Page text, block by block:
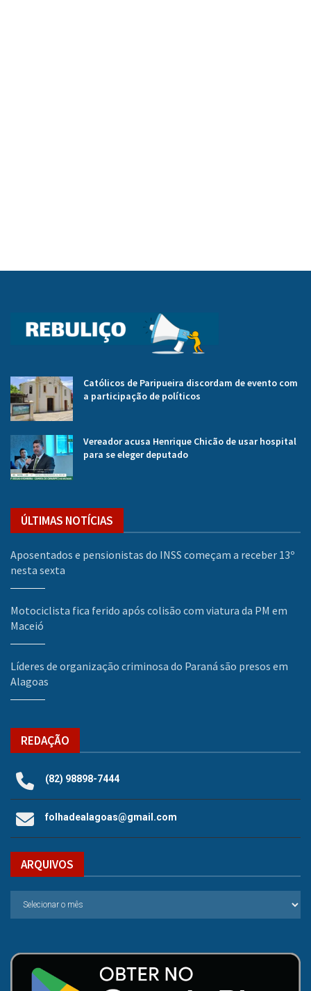
Católicos de Paripueira discordam de evento com
a participação de políticos
Vereador acusa Henrique Chicão de usar hospital
para se eleger deputado
ÚLTIMAS NOTÍCIAS
Aposentados e pensionistas do INSS começam a receber 13º
nesta sexta
Motociclista fica ferido após colisão com viatura da PM em
Maceió
Líderes de organização criminosa do Paraná são presos em
Alagoas
REDAÇÃO
(82) 98898-7444
folhadealagoas@gmail.com
ARQUIVOS